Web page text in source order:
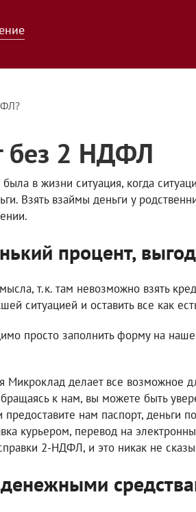
без 2 НДФЛ
в жизни ситуация, когда
Взять взаймы деньги у
процент,
т.к. там невозможно взять
ситуацией и оставить все как
просто заполнить форму на
Микроклад делает все возможное
к нам, вы можете быть
предоставите нам паспорт, деньги
курьером, перевод на
2-НДФЛ, и это никак не